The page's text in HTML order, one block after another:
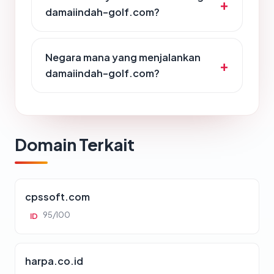
damaiindah-golf.com?
Negara mana yang menjalankan
damaiindah-golf.com?
Domain Terkait
cpssoft.com
ID 95/100
harpa.co.id